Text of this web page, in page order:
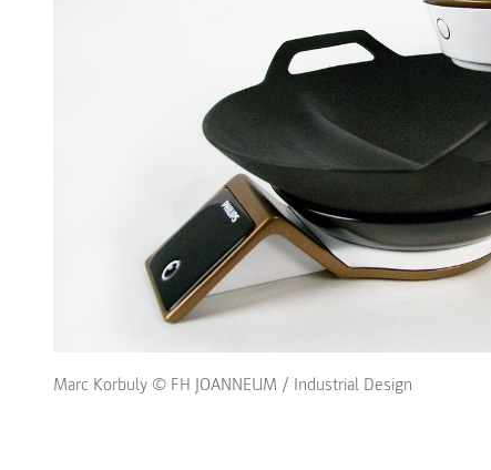
Marc Korbuly © FH JOANNEUM / Industrial Design